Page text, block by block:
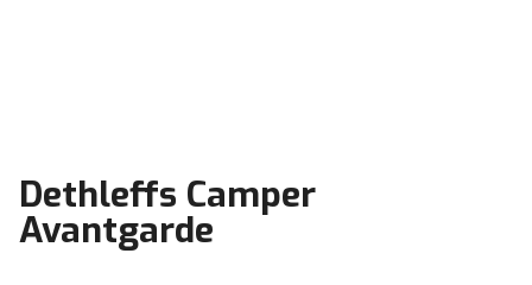
Dethleffs Camper
Avantgarde